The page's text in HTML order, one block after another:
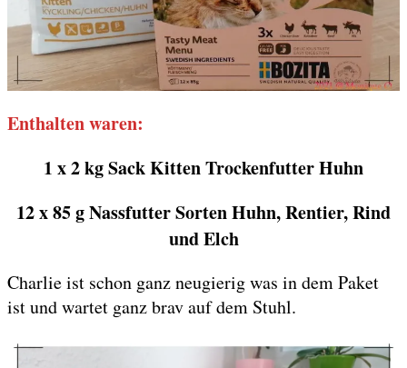
Enthalten waren:
1 x 2 kg Sack Kitten Trockenfutter Huhn
12 x 85 g Nassfutter Sorten Huhn, Rentier, Rind
und Elch
Charlie ist schon ganz neugierig was in dem Paket
ist und wartet ganz brav auf dem Stuhl.